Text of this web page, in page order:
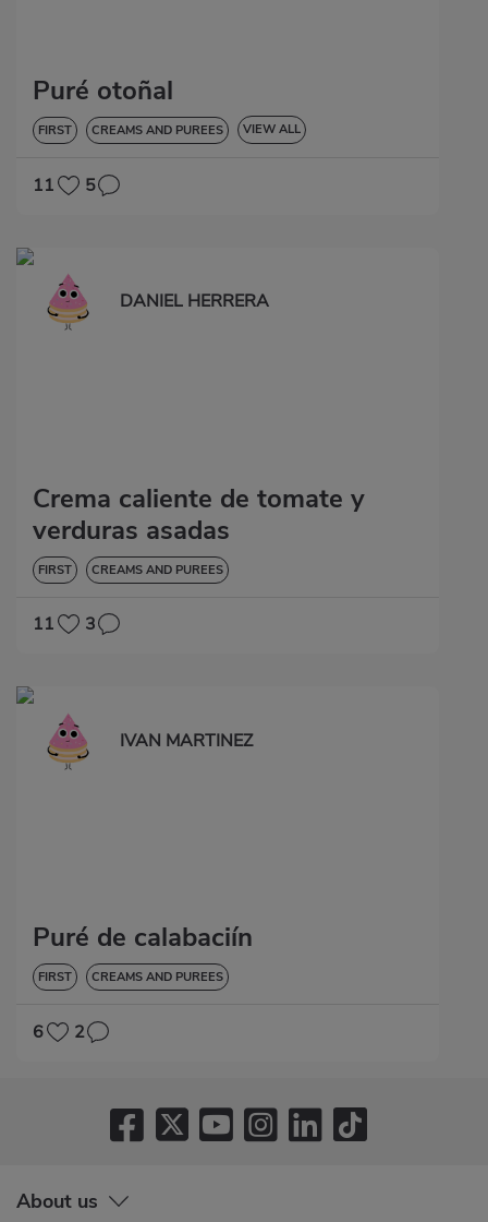
Puré otoñal
FIRST CREAMS AND PUREES VIEW ALL
11 5
DANIEL HERRERA
Crema caliente de tomate y
verduras asadas
FIRST CREAMS AND PUREES
11 3
IVAN MARTINEZ
Puré de calabaciín
FIRST CREAMS AND PUREES
6 2
About us